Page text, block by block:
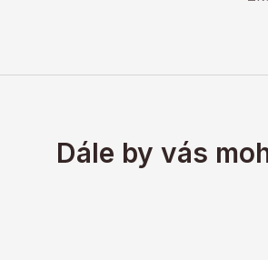
Dále by vás